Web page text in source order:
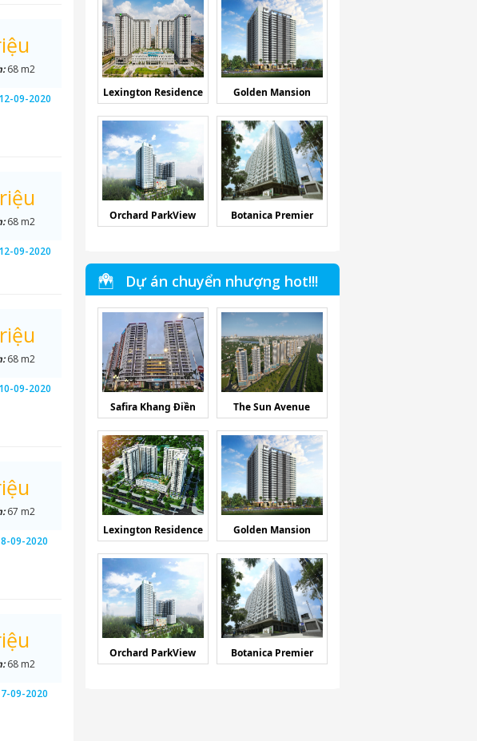
68 m2
12-09-2020
68 m2
12-09-2020
68 m2
10-09-2020
67 m2
8-09-2020
68 m2
7-09-2020
Lexington Residence Golden Mansion
Orchard ParkView Botanica Premier
Dự án chuyển nhượng hot!!!
Safira Khang Điền The Sun Avenue
Lexington Residence Golden Mansion
Orchard ParkView Botanica Premier